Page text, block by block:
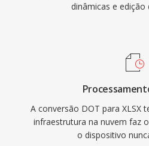
dinâmicas e edição
A conversão DOT para XLSX
infraestrutura na nuvem faz
o dispositivo